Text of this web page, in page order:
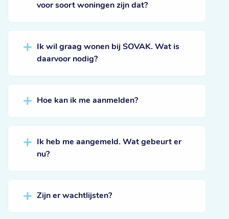
voor soort woningen zijn dat?
Ik wil graag wonen bij SOVAK. Wat is
daarvoor nodig?
Hoe kan ik me aanmelden?
Ik heb me aangemeld. Wat gebeurt er
nu?
Zijn er wachtlijsten?